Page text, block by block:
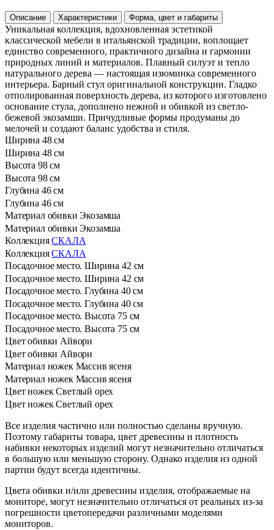
Описание Характеристики Форма, цвет и габариты
Уникальная коллекция, вдохновленная эстетикой
классической мебели в итальянской традиции, воплощает
единство современного, практичного дизайна и гармонии
природных линий и материалов. Плавный силуэт и тепло
натурального дерева — настоящая изюминка современного
интерьера. Барный стул оригинальной конструкции. Гладко
отполированная поверхность дерева, из которого изготовлено
основание стула, дополнено нежной и обивкой из светло-
бежевой экозамши. Причудливые формы продуманы до
мелочей и создают баланс удобства и стиля.
Ширина 48 см
Ширина 48 см
Высота 98 см
Высота 98 см
Глубина 46 см
Глубина 46 см
Материал обивки Экозамша
Материал обивки Экозамша
Коллекция СКАЛА
Коллекция СКАЛА
Посадочное место. Ширина 42 см
Посадочное место. Ширина 42 см
Посадочное место. Глубина 40 см
Посадочное место. Глубина 40 см
Посадочное место. Высота 75 см
Посадочное место. Высота 75 см
Цвет обивки Айвори
Цвет обивки Айвори
Материал ножек Массив ясеня
Материал ножек Массив ясеня
Цвет ножек Светлый орех
Цвет ножек Светлый орех
Все изделия частично или полностью сделаны вручную.
Поэтому габариты товара, цвет древесины и плотность
набивки некоторых изделий могут незначительно отличаться
в большую или меньшую сторону. Однако изделия из одной
партии будут всегда идентичны.
Цвета обивки и/или древесины изделия, отображаемые на
мониторе, могут незначительно отличаться от реальных из-за
погрешности цветопередачи различными моделями
мониторов.